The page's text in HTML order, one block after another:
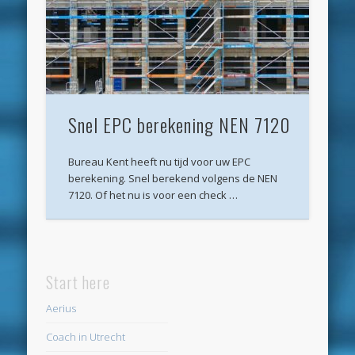
Archieven
juli 2026
juni 2026
april 2026
maart 2026
februari 2026
januari 2026
oktober 2025
juni 2025
mei 2025
Snel EPC berekening NEN 7120
Bureau Kent heeft nu tijd voor uw EPC
berekening. Snel berekend volgens de NEN
7120. Of het nu is voor een check …
Start here
Aerius
Coach in Utrecht